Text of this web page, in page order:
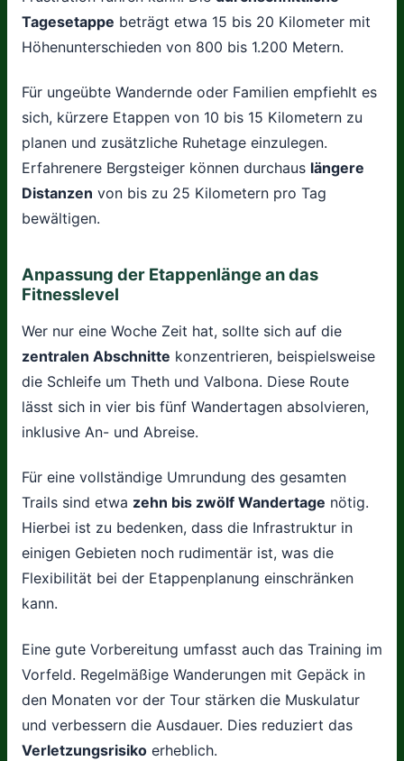
Tagesetappe beträgt etwa 15 bis 20 Kilometer mit
Höhenunterschieden von 800 bis 1.200 Metern.
Für ungeübte Wandernde oder Familien empfiehlt es
sich, kürzere Etappen von 10 bis 15 Kilometern zu
planen und zusätzliche Ruhetage einzulegen.
Erfahrenere Bergsteiger können durchaus längere
Distanzen von bis zu 25 Kilometern pro Tag
bewältigen.
Anpassung der Etappenlänge an das
Fitnesslevel
Wer nur eine Woche Zeit hat, sollte sich auf die
zentralen Abschnitte konzentrieren, beispielsweise
die Schleife um Theth und Valbona. Diese Route
lässt sich in vier bis fünf Wandertagen absolvieren,
inklusive An- und Abreise.
Für eine vollständige Umrundung des gesamten
Trails sind etwa zehn bis zwölf Wandertage nötig.
Hierbei ist zu bedenken, dass die Infrastruktur in
einigen Gebieten noch rudimentär ist, was die
Flexibilität bei der Etappenplanung einschränken
kann.
Eine gute Vorbereitung umfasst auch das Training im
Vorfeld. Regelmäßige Wanderungen mit Gepäck in
den Monaten vor der Tour stärken die Muskulatur
und verbessern die Ausdauer. Dies reduziert das
Verletzungsrisiko erheblich.